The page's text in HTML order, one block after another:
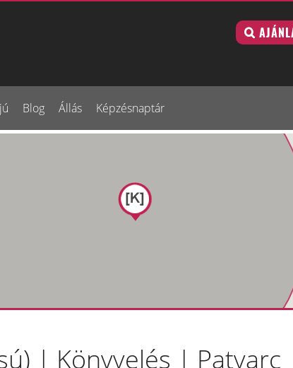
Blog Állás Képzésnaptár
| Könyvelés | Patvarc